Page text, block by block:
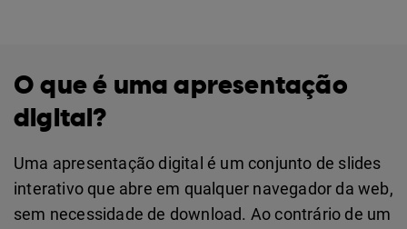
O que é uma apresentação
digital?
Uma apresentação digital é um conjunto de slides
interativo que abre em qualquer navegador da web,
sem necessidade de download. Ao contrário de um